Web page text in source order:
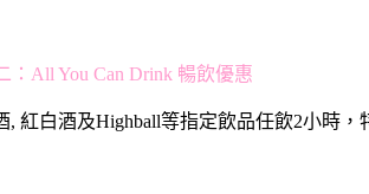
：All You Can Drink 暢飲優惠
紅⽩酒及Highball等指定飲品任飲2⼩時